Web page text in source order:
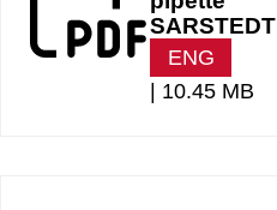
SARSTEDT
ENG
10.45 MB